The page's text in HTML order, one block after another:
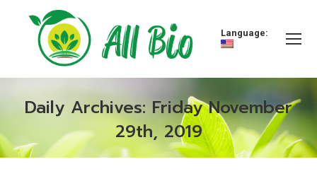
Language:
Daily Archives: Friday November
29th, 2019
You are here: